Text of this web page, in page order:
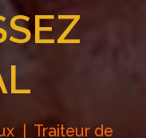
| Traiteur de